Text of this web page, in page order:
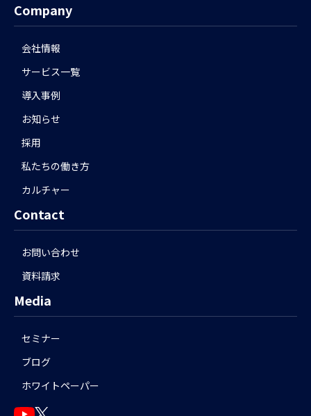
Company
会社情報
サービス一覧
導入事例
お知らせ
採用
私たちの働き方
カルチャー
Contact
お問い合わせ
資料請求
Media
セミナー
ブログ
ホワイトペーパー